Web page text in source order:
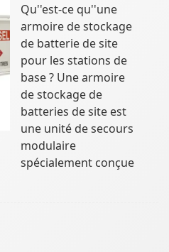
Qu''est-ce qu''une
armoire de stockage
de batterie de site
pour les stations de
base ? Une armoire
de stockage de
batteries de site est
une unité de secours
modulaire
spécialement conçue